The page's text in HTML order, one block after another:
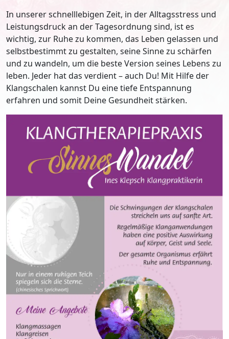
In unserer schnelllebigen Zeit, in der Alltagsstress und
Leistungsdruck an der Tagesordnung sind, ist es
wichtig, zur Ruhe zu kommen, das Leben gelassen und
selbstbestimmt zu gestalten, seine Sinne zu schärfen
und zu wandeln, um die beste Version seines Lebens zu
leben. Jeder hat das verdient – auch Du! Mit Hilfe der
Klangschalen kannst Du eine tiefe Entspannung
erfahren und somit Deine Gesundheit stärken.